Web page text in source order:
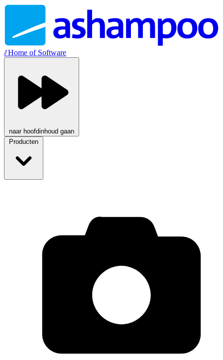
//Home of Software
naar hoofdinhoud gaan
Producten